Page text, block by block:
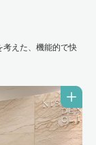
考えた、機能的で快